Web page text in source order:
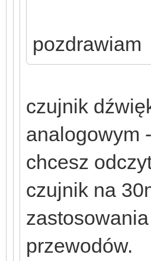
pozdrawiam
czujnik
analogowym
chcesz
czujnik na
przewodów.